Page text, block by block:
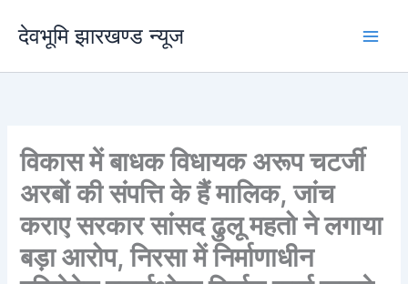
content
देवभूमि झारखण्ड न्यूज
विकास में बाधक विधायक अरूप चटर्जी
अरबों की संपत्ति के हैं मालिक, जांच
कराए सरकार सांसद ढुलू महतो ने लगाया
बड़ा आरोप, निरसा में निर्माणाधीन